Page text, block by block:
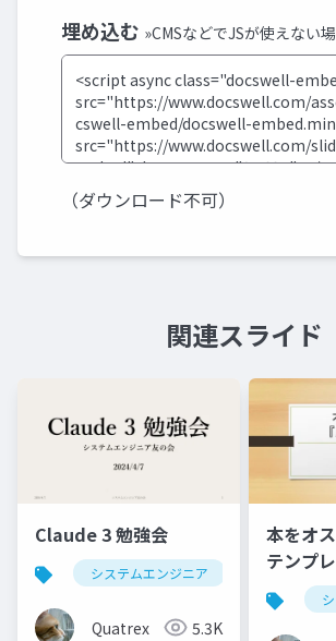
埋め込む »CMSなどでJSが使えない
（ダウンロード不可）
関連スライド
Claude 3 勉強会
システムエンジニア 生成ai
Quatrex 5.3K
本をオ
テンプ